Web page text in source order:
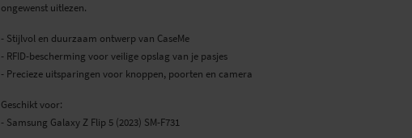
ongewenst uitlezen.
- Stijlvol en duurzaam ontwerp van CaseMe
- RFID-bescherming voor veilige opslag van je pasjes
- Precieze uitsparingen voor knoppen, poorten en camera
Geschikt voor:
- Samsung Galaxy Z Flip 5 (2023) SM-F731